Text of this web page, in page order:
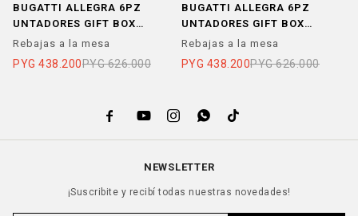
BUGATTI ALLEGRA 6PZ
UNTADORES GIFT BOX
LILA
Rebajas a la mesa
PYG 438.200PYG 626.000
BUGATTI ALLEGRA 6PZ
UNTADORES GIFT BOX
MARFIL
Rebajas a la mesa
PYG 438.200PYG 626.000
    
NEWSLETTER
¡Suscribite y recibí todas nuestras novedades!